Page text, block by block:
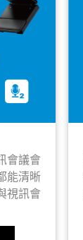
會議會
能清晰
視訊會